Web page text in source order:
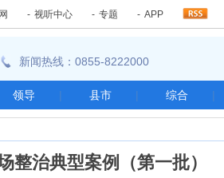
- 视听中心 - 专题 - APP
新闻热线：0855-8222000
领导 | 县市 | 综合 |
整治典型案例（第一批）